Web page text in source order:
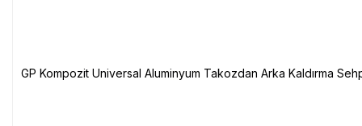
GP Kompozit Universal Aluminyum Takozdan Arka Kaldırma